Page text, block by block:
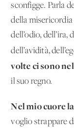
sconfigge. Parla
della
dell’odio, dell’ira,
dell’avidità,
volte ci sono
il suo regno.
Nel mio cuore
voglio strappare